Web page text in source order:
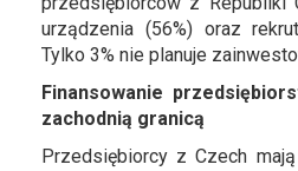
urządzenia (56%) oraz
Tylko 3% nie planuje
Finansowanie
zachodnią granicą
Przedsiębiorcy z Czech